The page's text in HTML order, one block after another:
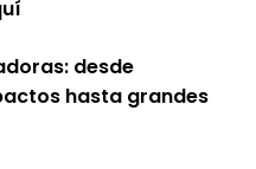
desde
hasta grandes